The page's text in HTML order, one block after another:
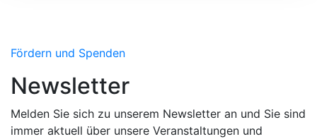
Fördern und Spenden
Newsletter
Melden Sie sich zu unserem Newsletter an und Sie sind
immer aktuell über unsere Veranstaltungen und